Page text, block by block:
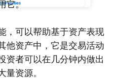
它。
，可以帮助基于资产表现
他资产中，它是交易活动
资者可以在几分钟内做出
资源。